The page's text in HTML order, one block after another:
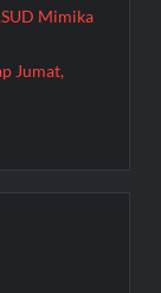
Mimika
Jumat,